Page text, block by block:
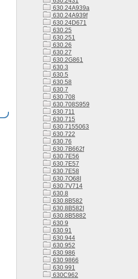
630.24A939a
630.24A939f
630.24D671
630.25
630.251
630.26
630.27
630.2G861
630.3
630.5
630.58
630.7
630.708
630.708S959
630.711
630.715
630.7155063
630.722
630.76
630.7B662f
630.7E56
630.7E57
630.7E58
630.7O68I
630.7V714
630.8
630.8B582
630.8B582I
630.8B5882
630.9
630.91
630.944
630.952
630.986
630.9866
630.991
630C962